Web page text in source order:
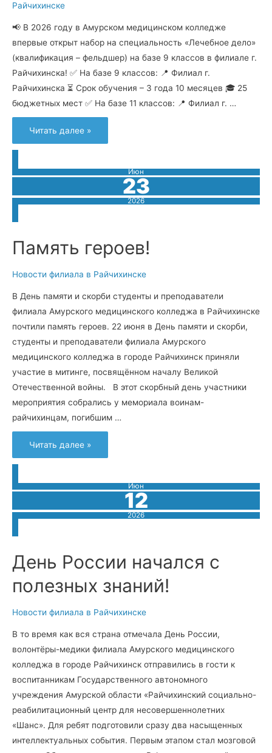
Райчихинске
📢 В 2026 году в Амурском медицинском колледже
впервые открыт набор на специальность «Лечебное дело»
(квалификация – фельдшер) на базе 9 классов в филиале г.
Райчихинска! ✅ На базе 9 классов: 📍 Филиал г.
Райчихинска ⏳ Срок обучения – 3 года 10 месяцев 🎓 25
бюджетных мест ✅ На базе 11 классов: 📍 Филиал г. …
ВНИМАНИЕ,
АБИТУРИЕНТЫ!
Читать далее »
Июн
23
2026
Память героев!
Новости филиала в Райчихинске
В День памяти и скорби студенты и преподаватели
филиала Амурского медицинского колледжа в Райчихинске
почтили память героев. 22 июня в День памяти и скорби,
студенты и преподаватели филиала Амурского
медицинского колледжа в городе Райчихинск приняли
участие в митинге, посвящённом началу Великой
Отечественной войны. В этот скорбный день участники
мероприятия собрались у мемориала воинам-
райчихинцам, погибшим …
Память
героев!
Читать далее »
Июн
12
2026
День России начался с
полезных знаний!
Новости филиала в Райчихинске
В то время как вся страна отмечала День России,
волонтёры-медики филиала Амурского медицинского
колледжа в городе Райчихинск отправились в гости к
воспитанникам Государственного автономного
учреждения Амурской области «Райчихинский социально-
реабилитационный центр для несовершеннолетних
«Шанс». Для ребят подготовили сразу два насыщенных
интеллектуальных события. Первым этапом стал мозговой